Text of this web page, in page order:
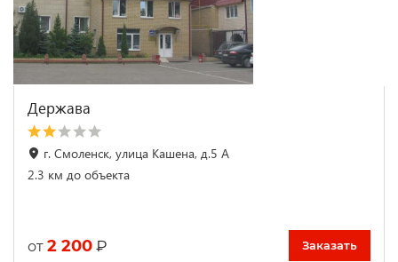
Держава
г. Смоленск, улица Кашена, д.5 А
2.3 км до объекта
от 2 200 ₽ Заказать